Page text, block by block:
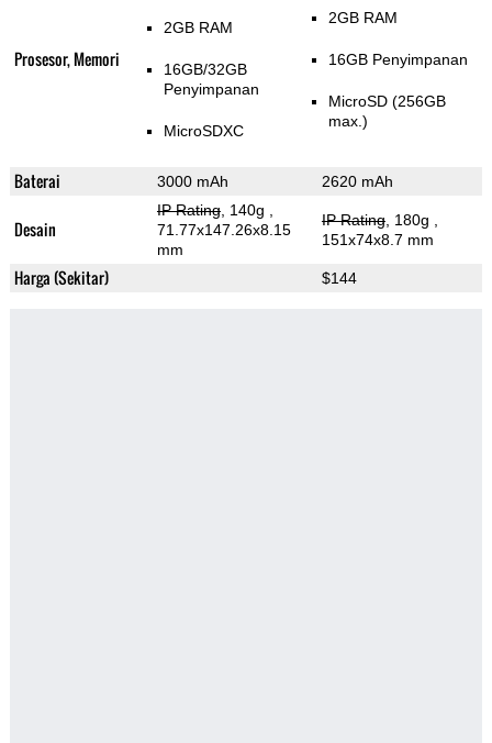
Prosesor, Memori
2GB RAM
16GB/32GB
Penyimpanan
MicroSDXC
2GB RAM
16GB Penyimpanan
MicroSD (256GB
max.)
Baterai 3000 mAh 2620 mAh
Desain
IP Rating, 140g
71.77x147.26x8.15
mm
IP Rating, 180g
151x74x8.7 mm
Harga (Sekitar) $144